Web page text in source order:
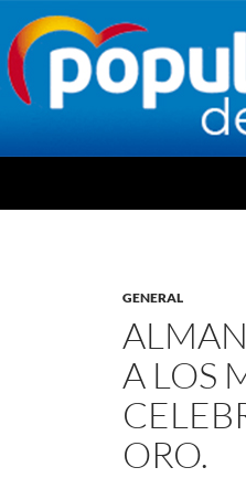
GENERAL
A LOS
ORO.